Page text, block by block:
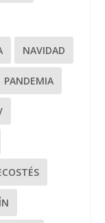
NAVIDAD
PANDEMIA